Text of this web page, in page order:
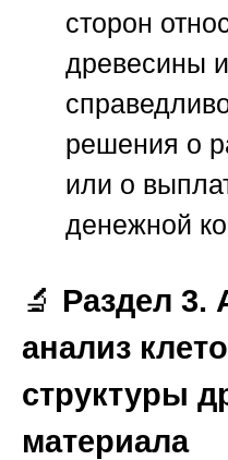
сторон
древесины
решения о
или о
денежной
🔬 Раздел 3.
анализ
структуры
материала